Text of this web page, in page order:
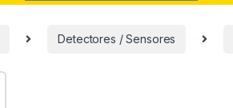
Detectores / Sensores